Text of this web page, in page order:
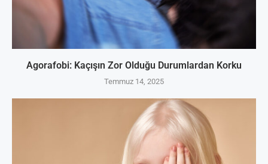
Agorafobi: Kaçışın Zor Olduğu Durumlardan Korku
Temmuz 14, 2025